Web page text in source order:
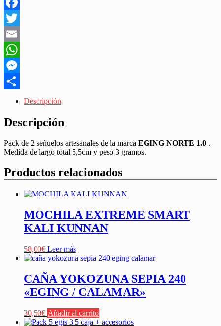
EGING
NORTE
1.0
3GR
"EGING
CALAMAR"
cantidad
Facebook
Twitter
Email
WhatsApp
Messenger
Descripción
Descripción
Pack de 2 señuelos artesanales de la marca EGING NORTE 1.0 .
Medida de largo total 5,5cm y peso 3 gramos.
Productos relacionados
MOCHILA EXTREME SMART
KALI KUNNAN
58,00€ Leer más
CAÑA YOKOZUNA SEPIA 240
«EGING / CALAMAR»
30,50€ Añadir al carrito